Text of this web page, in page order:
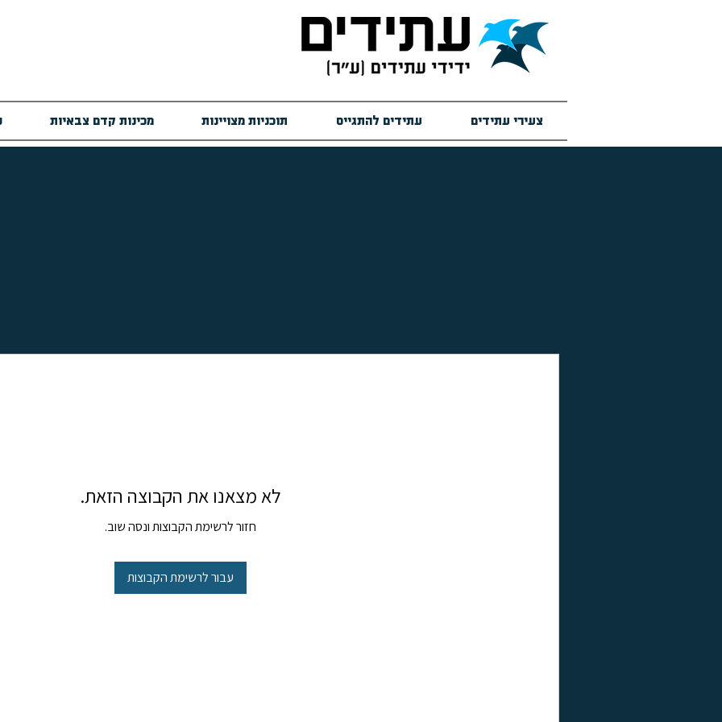
צעירי עתידים עתידים להתגייס תוכניות מצויינות מכינות קדם צבאיות
לא מצאנו את הקבוצה הזאת.
חזור לרשימת הקבוצות ונסה שוב.
עבור לרשימת הקבוצות